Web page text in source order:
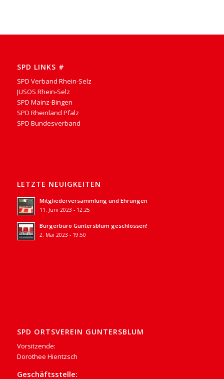
SPD LINKS #
SPD Verband Rhein-Selz
JUSOS Rhein-Selz
SPD Mainz-Bingen
SPD Rheinland Pfalz
SPD Bundesverband
LETZTE NEUIGKEITEN
Mitgliederversammlung und Ehrungen
11. Juni 2023 - 12:25
Bürgerbüro Guntersblum geschlossen!
2. Mai 2023 - 19:50
SPD ORTSVEREIN GUNTERSBLUM
Vorsitzende:
Dorothee Hientzsch
Geschäftsstelle: